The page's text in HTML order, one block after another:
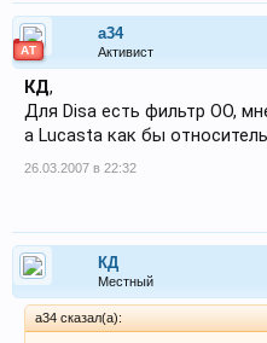
АТ
a34
Активист
КД,
Для Disa есть фильтр ОО,
а Lucasta как бы
26.03.2007 в 22:32
КД
Местный
a34 сказал(а):